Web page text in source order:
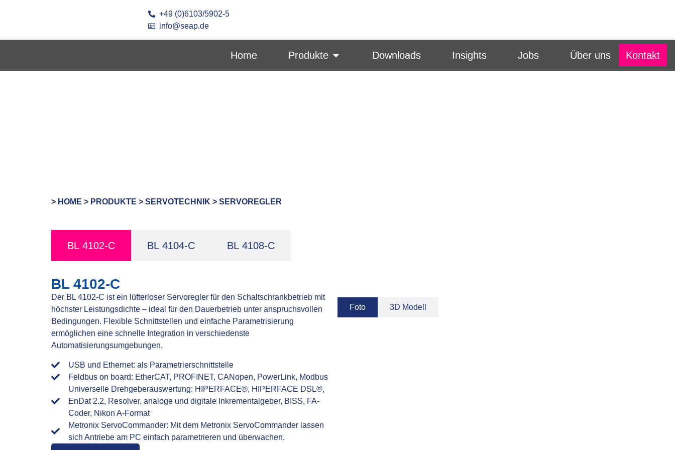
+49 (0)6103/5902-5
info@seap.de
Home Produkte Downloads Insights Jobs Über uns Kontakt
> HOME > PRODUKTE > SERVOTECHNIK > SERVOREGLER
BL 4102-C BL 4104-C BL 4108-C
BL 4102-C
Der BL 4102-C ist ein lüfterloser Servoregler für den Schaltschrankbetrieb mit
höchster Leistungsdichte – ideal für den Dauerbetrieb unter anspruchsvollen
Bedingungen. Flexible Schnittstellen und einfache Parametrisierung
ermöglichen eine schnelle Integration in verschiedenste
Automatisierungsumgebungen.
USB und Ethernet: als Parametrierschnittstelle
Feldbus on board: EtherCAT, PROFINET, CANopen, PowerLink, Modbus
Universelle Drehgeberauswertung: HIPERFACE®, HIPERFACE DSL®,
EnDat 2.2, Resolver, analoge und digitale Inkrementalgeber, BISS, FA-
Coder, Nikon A-Format
Metronix ServoCommander: Mit dem Metronix ServoCommander lassen
sich Antriebe am PC einfach parametrieren und überwachen.
Foto 3D Modell